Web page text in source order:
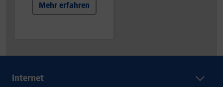
Mehr erfahren
Internet